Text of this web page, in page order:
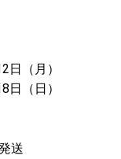
（月）
（日）
送